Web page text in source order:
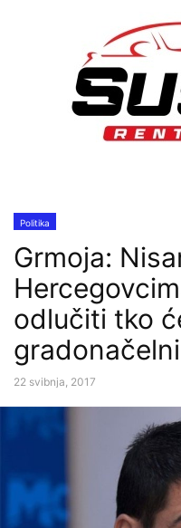
Politika
Grmoja:
odlučiti tko
22 svibnja, 2017